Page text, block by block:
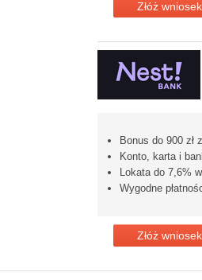
Złóż wniosek
Bonus do 900 zł
Konto, karta i
Lokata do 7,6%
Wygodne
Złóż wniosek